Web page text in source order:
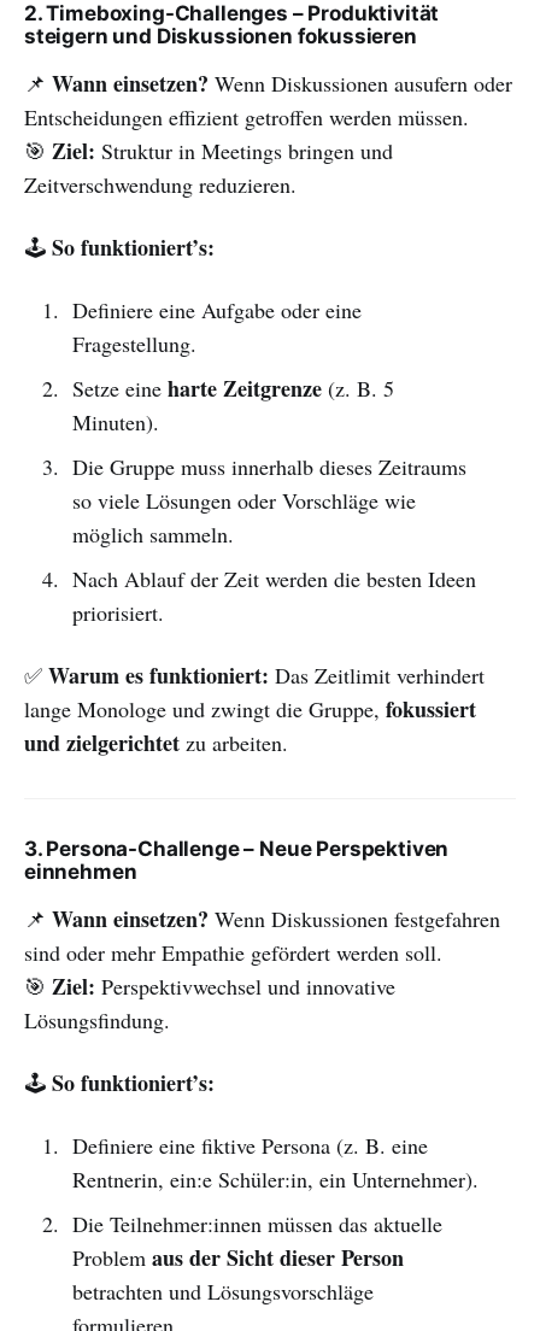
2. Timeboxing-Challenges – Produktivität
steigern und Diskussionen fokussieren
📌 Wann einsetzen? Wenn Diskussionen ausufern oder
Entscheidungen effizient getroffen werden müssen.
🎯 Ziel: Struktur in Meetings bringen und
Zeitverschwendung reduzieren.
🕹 So funktioniert’s:
Definiere eine Aufgabe oder eine
Fragestellung.
Setze eine harte Zeitgrenze(z. B. 5
Minuten).
Die Gruppe muss innerhalb dieses Zeitraums
so viele Lösungen oder Vorschläge wie
möglich sammeln.
Nach Ablauf der Zeit werden die besten Ideen
priorisiert.
✅ Warum es funktioniert: Das Zeitlimit verhindert
lange Monologe und zwingt die Gruppe, fokussiert
und zielgerichtet zu arbeiten.
3. Persona-Challenge – Neue Perspektiven
einnehmen
📌 Wann einsetzen? Wenn Diskussionen festgefahren
sind oder mehr Empathie gefördert werden soll.
🎯 Ziel: Perspektivwechsel und innovative
Lösungsfindung.
🕹 So funktioniert’s:
Definiere eine fiktive Persona (z. B. eine
Rentnerin, ein:e Schüler:in, ein Unternehmer).
Die Teilnehmer:innen müssen das aktuelle
Problem aus der Sicht dieser Person
betrachten und Lösungsvorschläge
formulieren.